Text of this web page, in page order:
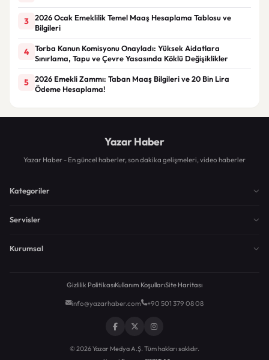
3
2026 Ocak Emeklilik Temel Maaş Hesaplama Tablosu ve
Bilgileri
4
Torba Kanun Komisyonu Onayladı: Yüksek Aidatlara
Sınırlama, Tapu ve Çevre Yasasında Köklü Değişiklikler
5
2026 Emekli Zammı: Taban Maaş Bilgileri ve 20 Bin Lira
Ödeme Hesaplama!
Yazar Haber
Yazar Haber - En güncel haberler, son dakika gelişmeleri, video haberler
Kategoriler
Servisler
Kurumsal
Gizlilik PolitikasıKullanım KoşullarıSite Haritası
info@yazarhaber.com +90 501 379 08 08
© 2026 Yazar Medya A.Ş. Tüm hakları saklıdır.